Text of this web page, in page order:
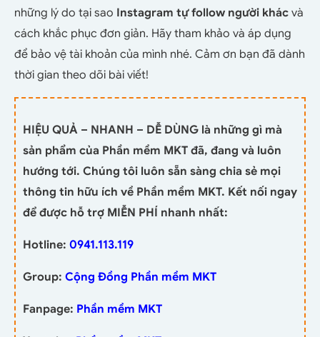
những lý do tại sao Instagram tự follow người khác và
cách khắc phục đơn giản. Hãy tham khảo và áp dụng
để bảo vệ tài khoản của mình nhé. Cảm ơn bạn đã dành
thời gian theo dõi bài viết!
HIỆU QUẢ – NHANH – DỄ DÙNG là những gì mà
sản phẩm của Phần mềm MKT đã, đang và luôn
hướng tới. Chúng tôi luôn sẵn sàng chia sẻ mọi
thông tin hữu ích về Phần mềm MKT. Kết nối ngay
để được hỗ trợ MIỄN PHÍ nhanh nhất:
Hotline: 0941.113.119
Group: Cộng Đồng Phần mềm MKT
Fanpage: Phần mềm MKT